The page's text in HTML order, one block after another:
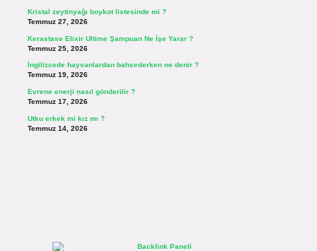
Kristal zeytinyağı boykot listesinde mi ?
Temmuz 27, 2026
Kerastase Elixir Ultime Şampuan Ne İşe Yarar ?
Temmuz 25, 2026
İngilizcede hayvanlardan bahsederken ne denir ?
Temmuz 19, 2026
Evrene enerji nasıl gönderilir ?
Temmuz 17, 2026
Utku erkek mi kız mı ?
Temmuz 14, 2026